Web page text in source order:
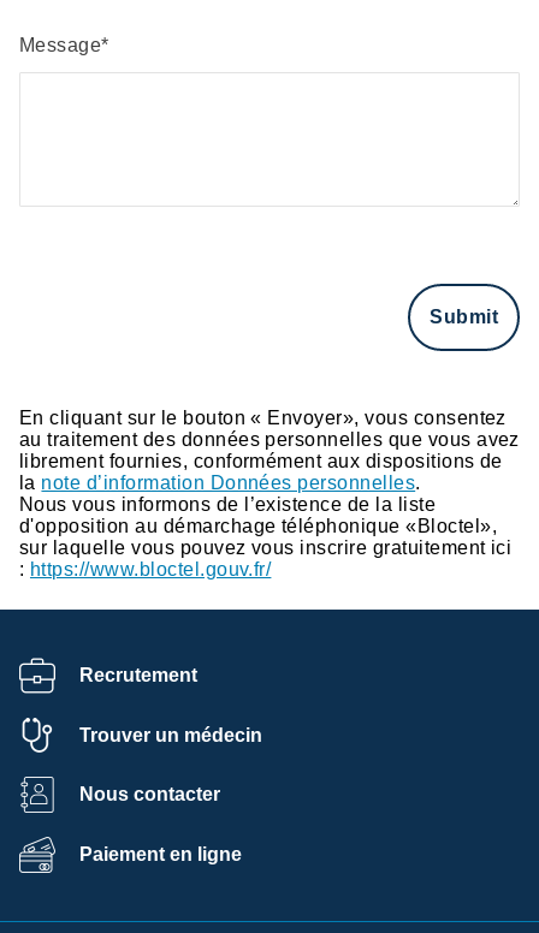
Message
En cliquant sur le bouton « Envoyer», vous consentez
au traitement des données personnelles que vous avez
librement fournies, conformément aux dispositions de
la note d’information Données personnelles.
Nous vous informons de l’existence de la liste
d'opposition au démarchage téléphonique «Bloctel»,
sur laquelle vous pouvez vous inscrire gratuitement ici
: https://www.bloctel.gouv.fr/
Recrutement
Trouver un médecin
Nous contacter
Paiement en ligne